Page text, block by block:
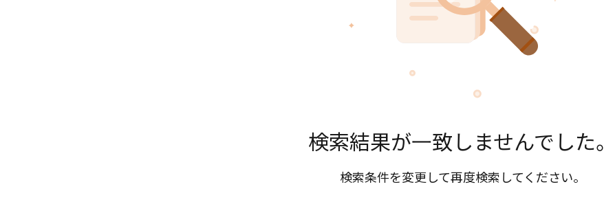
検索結果が一致しませんでした。
検索条件を変更して再度検索してください。